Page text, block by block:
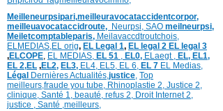
Meilleneurpsipari,meilleuravocataccidentcorpor,
meilleuavocataccidroute, Neurpsi, SAO meilneurpsi,
Meiletcomptableparis, Meilavaccdtroutchois,
ELMEDIAS,EL orig, EL Legal 1, EL legal 2 EL legal 3
,ELCOPE, EL MEDIAS, EL 51 , EL0, ELaegt , EL, EL1,
EL 2,EL ,EL2, EL3, EL4, EL5, EL 6, EL 7 EL Medias,
Légal DernièresActualités,justice, Top
meilleurs,fraude you tube, Rhinoplastie 2, Justice 2,
clinique, Santé 1, beauté, refus 2, Droit Internet 2,
justice , Santé ,meilleurs,